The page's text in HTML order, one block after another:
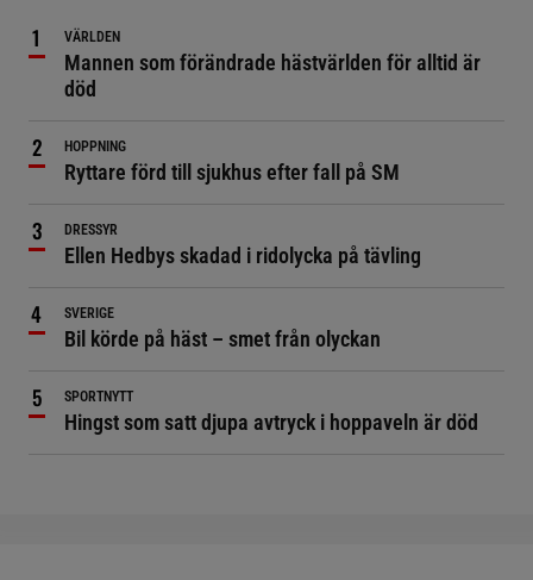
VÄRLDEN
Mannen som förändrade hästvärlden för alltid är
död
HOPPNING
Ryttare förd till sjukhus efter fall på SM
DRESSYR
Ellen Hedbys skadad i ridolycka på tävling
SVERIGE
Bil körde på häst – smet från olyckan
SPORTNYTT
Hingst som satt djupa avtryck i hoppaveln är död